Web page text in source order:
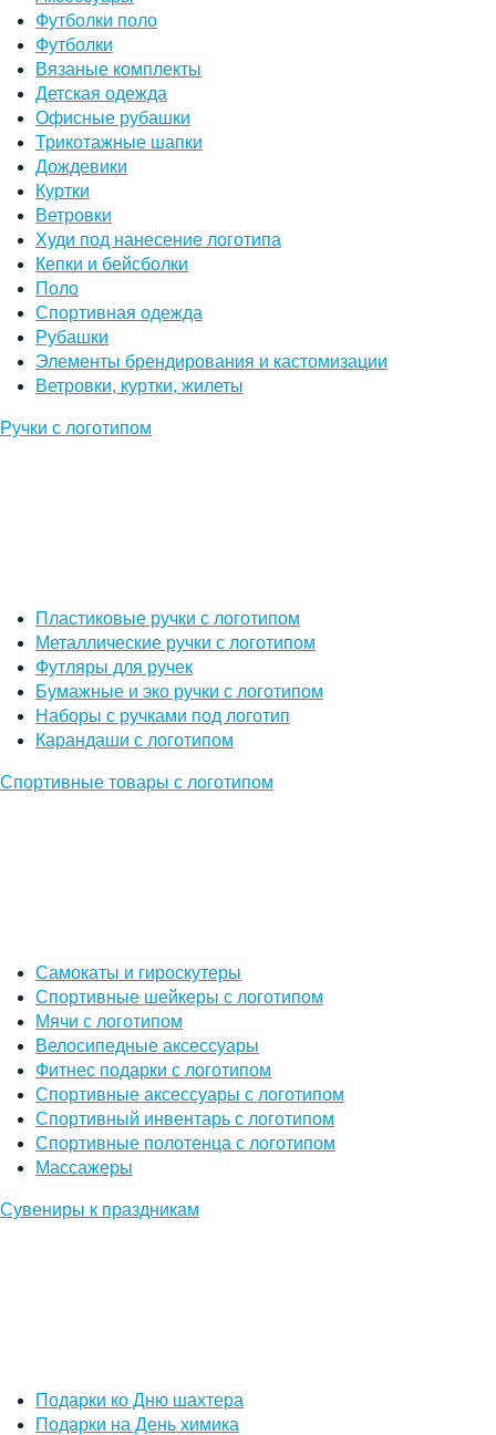
Футболки поло
Футболки
Вязаные комплекты
Детская одежда
Офисные рубашки
Трикотажные шапки
Дождевики
Куртки
Ветровки
Худи под нанесение логотипа
Кепки и бейсболки
Поло
Спортивная одежда
Рубашки
Элементы брендирования и кастомизации
Ветровки, куртки, жилеты
Ручки с логотипом
Пластиковые ручки с логотипом
Металлические ручки с логотипом
Футляры для ручек
Бумажные и эко ручки с логотипом
Наборы с ручками под логотип
Карандаши с логотипом
Спортивные товары с логотипом
Самокаты и гироскутеры
Спортивные шейкеры с логотипом
Мячи с логотипом
Велосипедные аксессуары
Фитнес подарки с логотипом
Спортивные аксессуары с логотипом
Спортивный инвентарь с логотипом
Спортивные полотенца с логотипом
Массажеры
Сувениры к праздникам
Подарки ко Дню шахтера
Подарки на День химика